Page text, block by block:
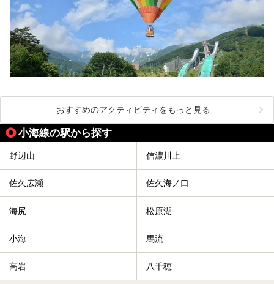
おすすめのアクティビティをもっと見る
小海線の駅から探す
野辺山 信濃川上
佐久広瀬 佐久海ノ口
海尻 松原湖
小海 馬流
高岩 八千穂